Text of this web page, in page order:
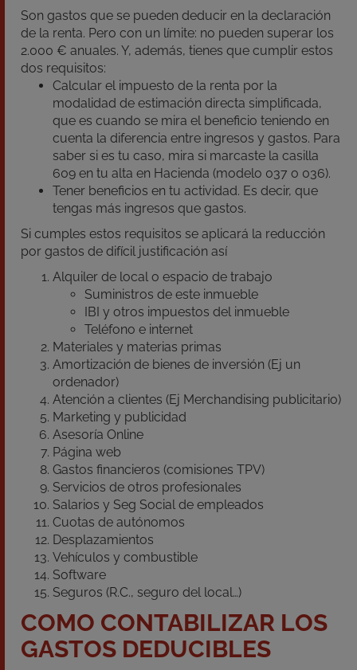
Son gastos que se pueden deducir en la declaración
de la renta. Pero con un límite: no pueden superar los
2.000 € anuales. Y, además, tienes que cumplir estos
dos requisitos:
Calcular el impuesto de la renta por la
modalidad de estimación directa simplificada,
que es cuando se mira el beneficio teniendo en
cuenta la diferencia entre ingresos y gastos. Para
saber si es tu caso, mira si marcaste la casilla
609 en tu alta en Hacienda (modelo 037 o 036).
Tener beneficios en tu actividad. Es decir, que
tengas más ingresos que gastos.
Si cumples estos requisitos se aplicará la reducción
por gastos de difícil justificación así
Alquiler de local o espacio de trabajo
Suministros de este inmueble
IBI y otros impuestos del inmueble
Teléfono e internet
Materiales y materias primas
Amortización de bienes de inversión (Ej un
ordenador)
Atención a clientes (Ej Merchandising publicitario)
Marketing y publicidad
Asesoría Online
Página web
Gastos financieros (comisiones TPV)
Servicios de otros profesionales
Salarios y Seg Social de empleados
Cuotas de autónomos
Desplazamientos
Vehículos y combustible
Software
Seguros (R.C., seguro del local…)
COMO CONTABILIZAR LOS
GASTOS DEDUCIBLES